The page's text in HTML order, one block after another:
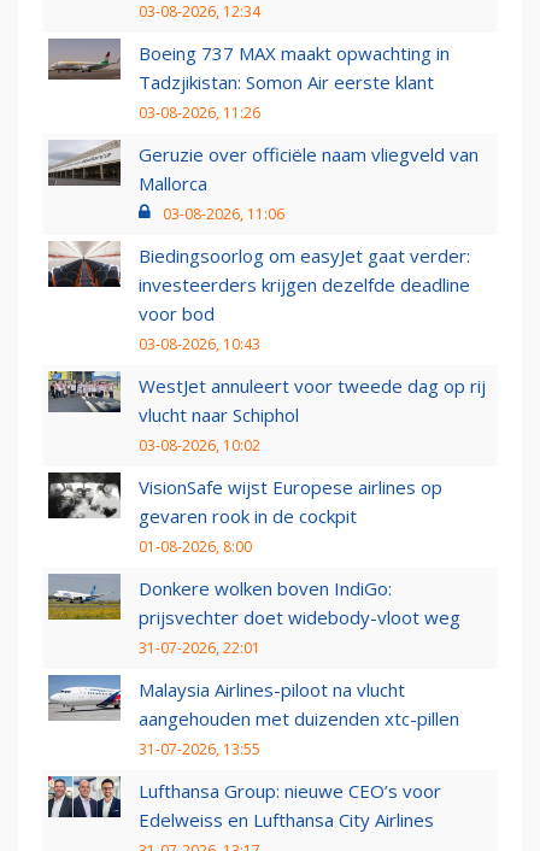
03-08-2026, 12:34
Boeing 737 MAX maakt opwachting in
Tadzjikistan: Somon Air eerste klant
03-08-2026, 11:26
Geruzie over officiële naam vliegveld van
Mallorca
03-08-2026, 11:06
Biedingsoorlog om easyJet gaat verder:
investeerders krijgen dezelfde deadline
voor bod
03-08-2026, 10:43
WestJet annuleert voor tweede dag op rij
vlucht naar Schiphol
03-08-2026, 10:02
VisionSafe wijst Europese airlines op
gevaren rook in de cockpit
01-08-2026, 8:00
Donkere wolken boven IndiGo:
prijsvechter doet widebody-vloot weg
31-07-2026, 22:01
Malaysia Airlines-piloot na vlucht
aangehouden met duizenden xtc-pillen
31-07-2026, 13:55
Lufthansa Group: nieuwe CEO’s voor
Edelweiss en Lufthansa City Airlines